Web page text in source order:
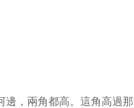
，兩角都高。這角高過